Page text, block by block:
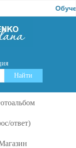
ответ)